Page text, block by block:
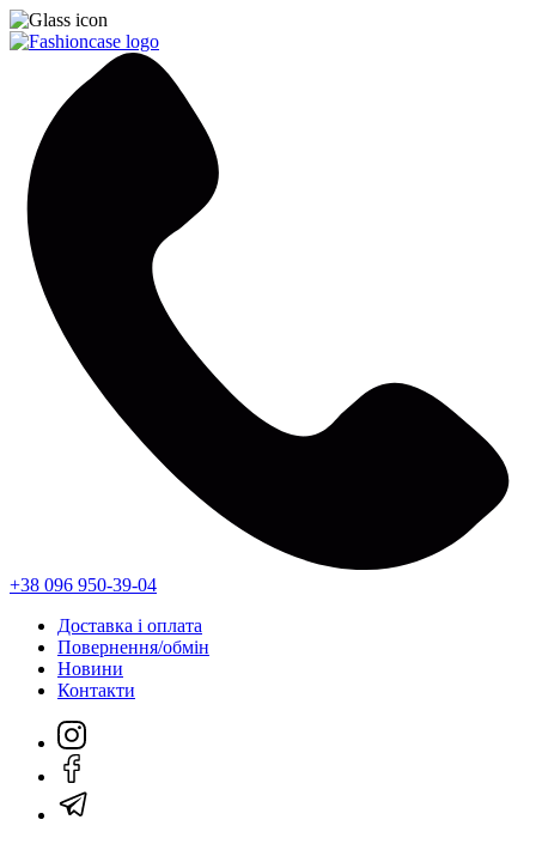
+38 096 950-39-04
Доставка і оплата
Повернення/обмін
Новини
Контакти